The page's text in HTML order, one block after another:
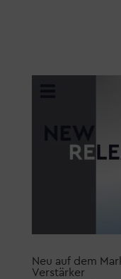
Neu auf dem
Verstärker